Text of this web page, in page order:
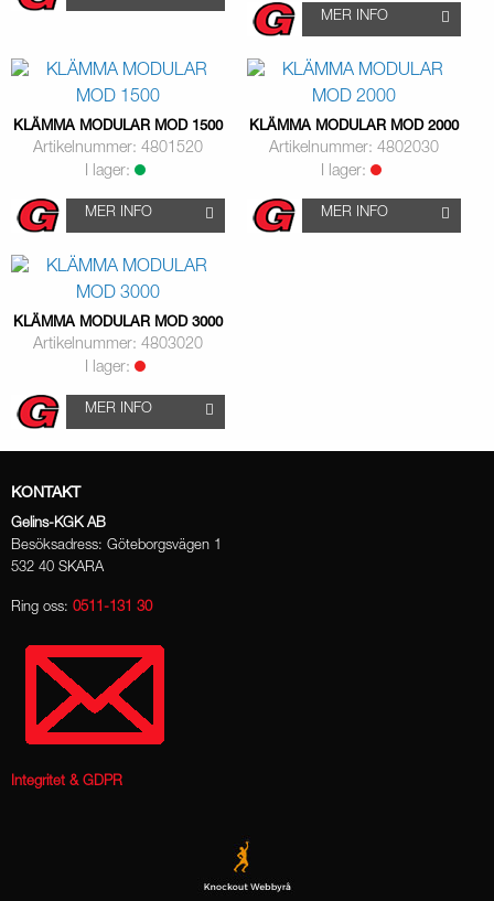
MER INFO
KLÄMMA MODULAR MOD 1500
Artikelnummer: 4801520
I lager:
MER INFO
KLÄMMA MODULAR MOD 2000
Artikelnummer: 4802030
I lager:
MER INFO
KLÄMMA MODULAR MOD 3000
Artikelnummer: 4803020
I lager:
MER INFO
KONTAKT
Gelins-KGK AB
Besöksadress: Göteborgsvägen 1
532 40 SKARA
Ring oss: 0511-131 30
Integritet & GDPR